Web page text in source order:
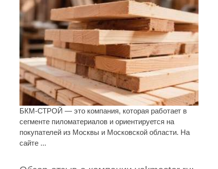
БКМ-СТРОЙ — это компания, которая работает в
сегменте пиломатериалов и ориентируется на
покупателей из Москвы и Московской области. На
сайте ...